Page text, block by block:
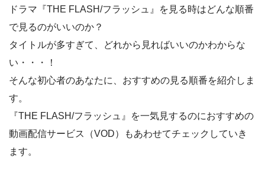
ドラマ『THE FLASH/フラッシュ』を見る時はどんな順番
で見るのがいいのか？
タイトルが多すぎて、どれから見ればいいのかわからな
い・・・！
そんな初心者のあなたに、おすすめの見る順番を紹介しま
す。
『THE FLASH/フラッシュ』を一気見するのにおすすめの
動画配信サービス（VOD）もあわせてチェックしていき
ます。